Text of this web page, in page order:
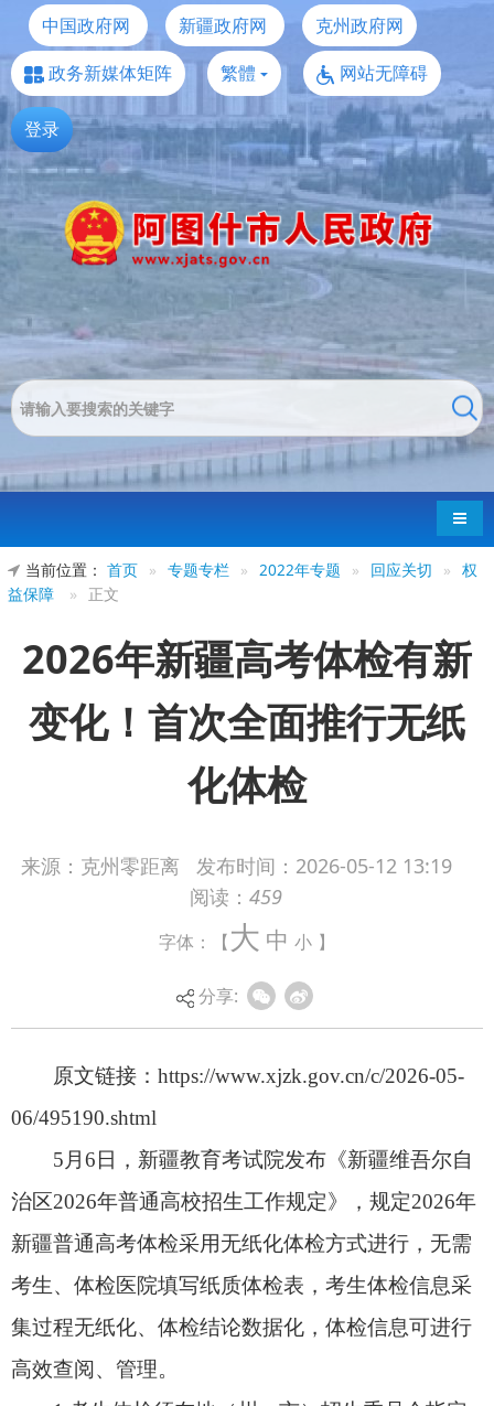
中国政府网 新疆政府网
克州政府网
政务新媒体矩阵
繁體 网站无障碍
登录
导航
当前位置： 首页 » 专题专栏 » 2022年专题 » 回应关切 » 权
益保障
» 正文
2026年新疆高考体检有新
变化！首次全面推行无纸
化体检
来源：克州零距离 发布时间： 2026-05-12 13:19
阅读： 459
字体：【大 中 小 】
分享:
原文链接：https://www.xjzk.gov.cn/c/2026-05-
治区2026年普通高校招生工作规定》，规定2026年
考生、体检医院填写纸质体检表，考生体检信息采
集过程无纸化、体检结论数据化，体检信息可进行
1.考生体检须在地（州、市）招生委员会指定
的二级甲等以上医院进行，主检医师应由具有副主
任医师以上职称、责任心强的医生担任。体检医院
须严格依规，对考生身体健康状况作出相应的、规
范准确的体检结论，并对其真实性负责。非指定的
2.体检工作结束后，各地教育考试机构须通知